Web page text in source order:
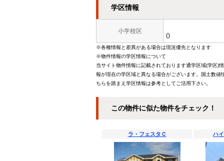
学区情報
小学校区
()
※各種情報と差異がある場合は現況優先となります
※物件情報の学区情報について
当サイト物件情報に記載されております通学区域(学区)
報が現在の学区域と異なる場合がございます。国土数
ちらを踏まえ学区情報は参考としてご活用下さい。
この物件に似た物件をチェック！
ラ・フェスタＣ ハ